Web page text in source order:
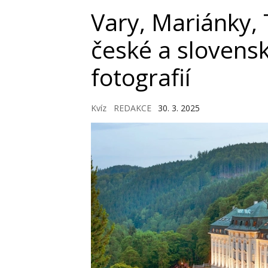
Vary, Mariánky,
české a
fotografií
Kvíz REDAKCE 30. 3. 2025